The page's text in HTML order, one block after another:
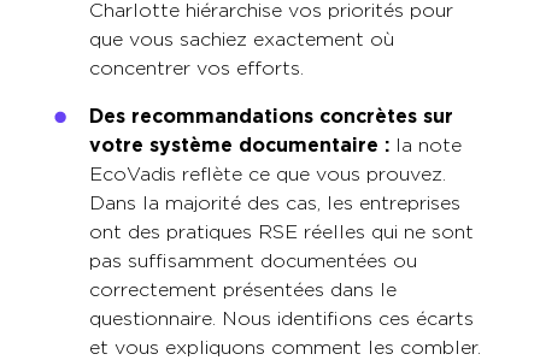
Charlotte hiérarchise vos priorités pour
que vous sachiez exactement où
concentrer vos efforts.
Des recommandations concrètes sur
votre système documentaire : la note
EcoVadis reflète ce que vous prouvez.
Dans la majorité des cas, les entreprises
ont des pratiques RSE réelles qui ne sont
pas suffisamment documentées ou
correctement présentées dans le
questionnaire. Nous identifions ces écarts
et vous expliquons comment les combler.